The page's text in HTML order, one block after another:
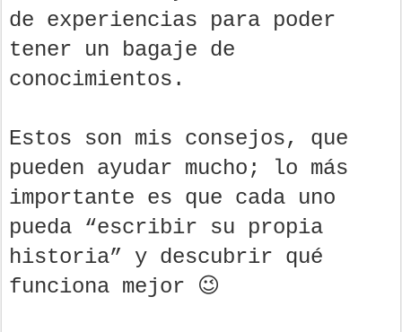
de experiencias para poder
tener un bagaje de
conocimientos.
Estos son mis consejos, que
pueden ayudar mucho; lo más
importante es que cada uno
pueda “escribir su propia
historia” y descubrir qué
funciona mejor 😉